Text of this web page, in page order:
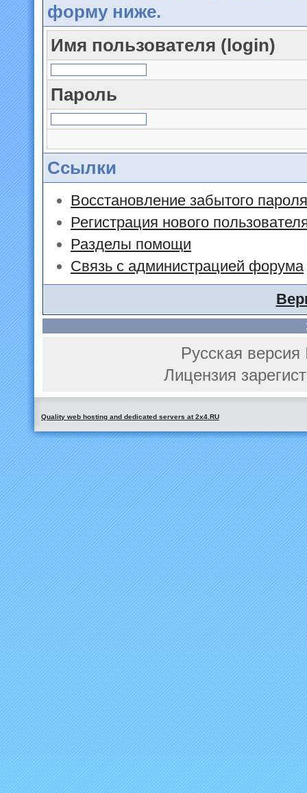
форму ниже.
Имя пользователя (login)
Пароль
Ссылки
Восстановление забытого пароля
Регистрация нового
Разделы помощи
Связь с администрацией форума
Русская
Лицензия
Quality web hosting and dedicated servers at 2x4.RU